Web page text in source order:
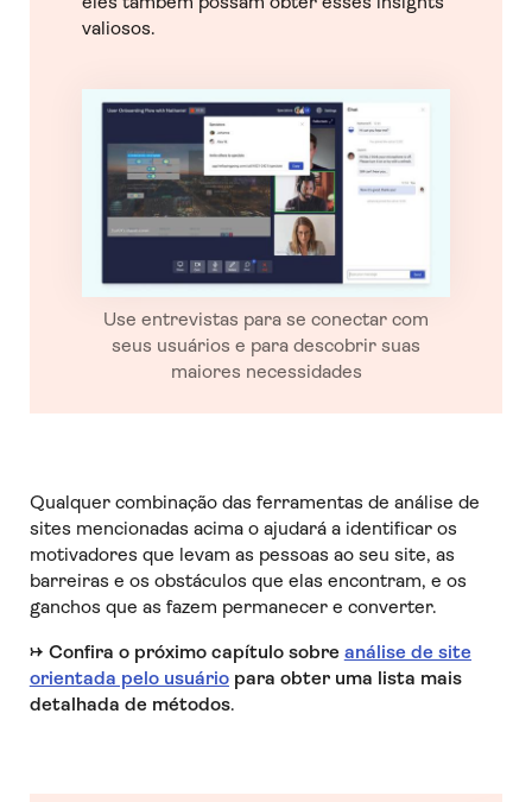
valiosos.
Use entrevistas para se conectar com
seus usuários e para descobrir suas
maiores necessidades
Qualquer combinação das ferramentas de análise de
sites mencionadas acima o ajudará a identificar os
motivadores que levam as pessoas ao seu site, as
barreiras e os obstáculos que elas encontram, e os
ganchos que as fazem permanecer e converter.
→ Confira o próximo capítulo sobre análise de site
orientada pelo usuáriopara obter uma lista mais
detalhada de métodos.